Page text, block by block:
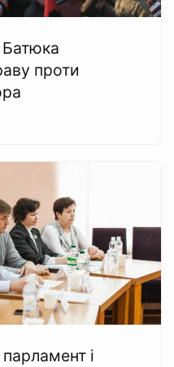
проти
і